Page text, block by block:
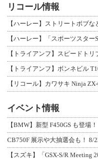
リコール情報
【ハーレー】ストリートボブ
【トライアンフ】スピードト
【リコール】カワサキ Ninja
イベント情報
【BMW】新型 F450GS も登場
CB750F 展示や大抽選会も！ 8/
【スズキ】「GSX-S/R